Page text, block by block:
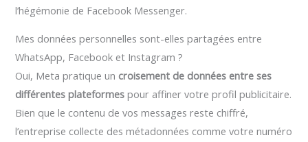
l’hégémonie de Facebook Messenger.
Mes données personnelles sont-elles partagées entre
WhatsApp, Facebook et Instagram ?
Oui, Meta pratique un croisement de données entre ses
différentes plateformes pour affiner votre profil publicitaire.
Bien que le contenu de vos messages reste chiffré,
l’entreprise collecte des métadonnées comme votre numéro